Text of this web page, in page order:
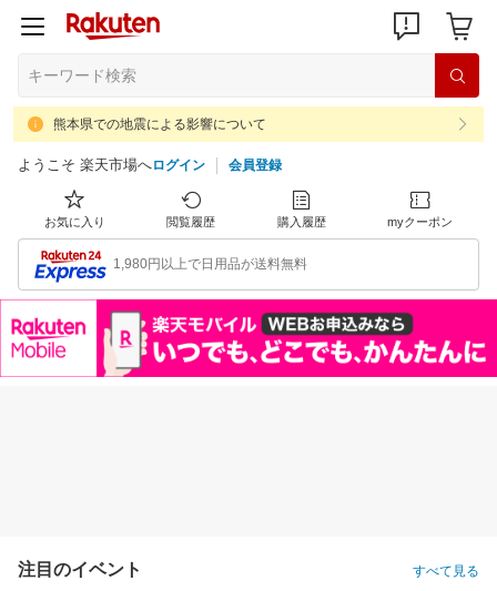
熊本県での地震による影響について
ようこそ 楽天市場へログイン 会員登録
お気に入り 閲覧履歴 購入履歴 myクーポン
1,980円以上で日用品が送料無料
注目のイベント すべて見る